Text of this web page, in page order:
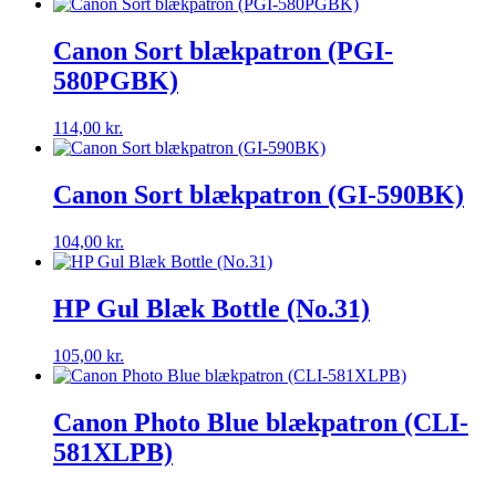
Canon Sort blækpatron (PGI-
580PGBK)
114,00 kr.
Canon Sort blækpatron (GI-590BK)
104,00 kr.
HP Gul Blæk Bottle (No.31)
105,00 kr.
Canon Photo Blue blækpatron (CLI-
581XLPB)